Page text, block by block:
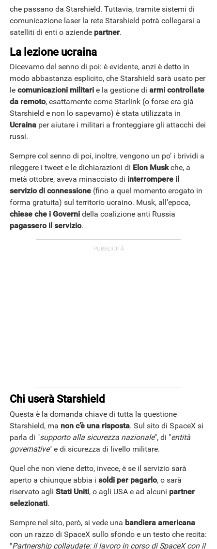
ANDROID
che passano da Starshield. Tuttavia, tramite sistemi di
comunicazione laser la rete Starshield potrà collegarsi a
satelliti di enti o aziende partner.
La lezione ucraina
Dicevamo del senno di poi: è evidente, anzi è detto in
modo abbastanza esplicito, che Starshield sarà usato per
le comunicazioni militari e la gestione di armi controllate
da remoto, esattamente come Starlink (o forse era già
Starshield e non lo sapevamo) è stata utilizzata in
Ucraina per aiutare i militari a fronteggiare gli attacchi dei
russi.
Sempre col senno di poi, inoltre, vengono un po’ i brividi a
rileggere i tweet e le dichiarazioni di Elon Muskche, a
metà ottobre, aveva minacciato di interrompere il
servizio di connessione (fino a quel momento erogato in
forma gratuita) sul territorio ucraino. Musk, all’epoca,
chiese che i Governi della coalizione anti Russia
pagassero il servizio.
Chi userà Starshield
Questa è la domanda chiave di tutta la questione
Starshield, ma non c’è una risposta. Sul sito di SpaceX si
parla di "supporto alla sicurezza nazionale", di "entità
governative" e di sicurezza di livello militare.
Quel che non viene detto, invece, è se il servizio sarà
aperto a chiunque abbia i soldi per pagarlo, o sarà
riservato agli Stati Uniti, o agli USA e ad alcuni partner
selezionati.
Sempre nel sito, però, si vede una bandiera americana
con un razzo di SpaceX sullo sfondo e un testo che recita:
"Partnership collaudate: il lavoro in corso di SpaceX con il